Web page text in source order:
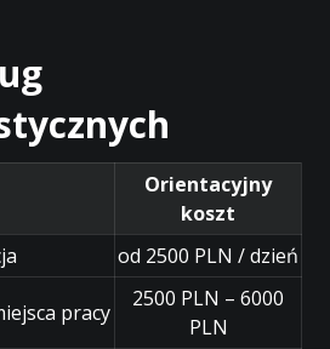
Orientacyjny
koszt
od 2500 PLN / dzień
pracy
2500 PLN – 6000
PLN